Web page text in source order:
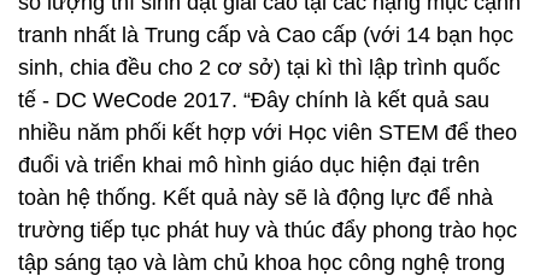
tranh nhất là Trung cấp và Cao cấp (với 14 bạn học
sinh, chia đều cho 2 cơ sở) tại kì thì lập trình quốc
tế - DC WeCode 2017. “Đây chính là kết quả sau
nhiều năm phối kết hợp với Học viên STEM để theo
đuổi và triển khai mô hình giáo dục hiện đại trên
toàn hệ thống. Kết quả này sẽ là động lực để nhà
trường tiếp tục phát huy và thúc đẩy phong trào học
tập sáng tạo và làm chủ khoa học công nghệ trong